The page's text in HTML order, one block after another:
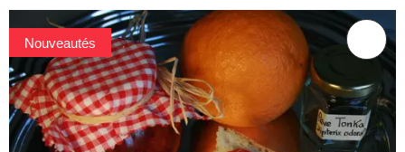
Nouveautés